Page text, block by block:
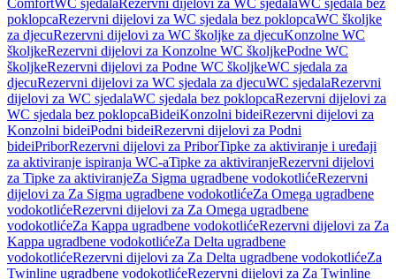
ComfortWC sjedalaRezervni dijelovi za WC sjedalaWC sjedala bez
poklopcaRezervni dijelovi za WC sjedala bez poklopcaWC školjke
za djecuRezervni dijelovi za WC školjke za djecuKonzolne WC
školjkeRezervni dijelovi za Konzolne WC školjkePodne WC
školjkeRezervni dijelovi za Podne WC školjkeWC sjedala za
djecuRezervni dijelovi za WC sjedala za djecuWC sjedalaRezervni
dijelovi za WC sjedalaWC sjedala bez poklopcaRezervni dijelovi za
WC sjedala bez poklopcaBideiKonzolni bideiRezervni dijelovi za
Konzolni bideiPodni bideiRezervni dijelovi za Podni
bideiPriborRezervni dijelovi za PriborTipke za aktiviranje i uređaji
za aktiviranje ispiranja WC-aTipke za aktiviranjeRezervni dijelovi
za Tipke za aktiviranjeZa Sigma ugradbene vodokotlićeRezervni
dijelovi za Za Sigma ugradbene vodokotlićeZa Omega ugradbene
vodokotlićeRezervni dijelovi za Za Omega ugradbene
vodokotlićeZa Kappa ugradbene vodokotlićeRezervni dijelovi za Za
Kappa ugradbene vodokotlićeZa Delta ugradbene
vodokotlićeRezervni dijelovi za Za Delta ugradbene vodokotlićeZa
Twinline ugradbene vodokotlićeRezervni dijelovi za Za Twinline